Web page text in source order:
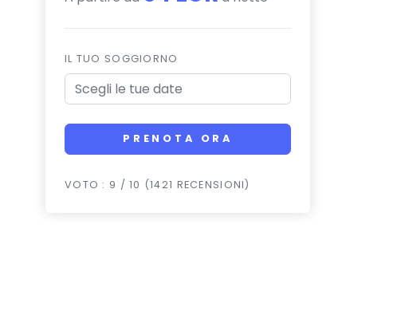
IL TUO SOGGIORNO
PRENOTA ORA
VOTO : 9 / 10 (1421 RECENSIONI)